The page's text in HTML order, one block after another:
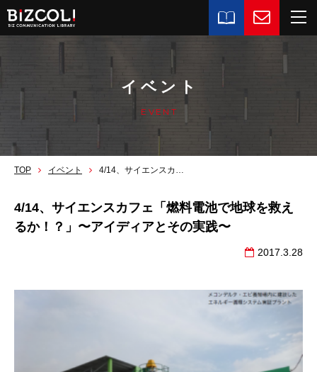
イベント
EVENT
TOP イベント 4/14、サイエンスカフェ「燃料電池で地球を救えるか！？」〜アイディアとその実践〜
4/14、サイエンスカフェ「燃料電池で地球を救え
るか！？」〜アイディアとその実践〜
2017.3.28